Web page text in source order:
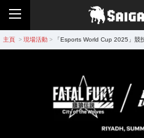
主頁 > 現場活動 > 「Esports World Cup 2025」